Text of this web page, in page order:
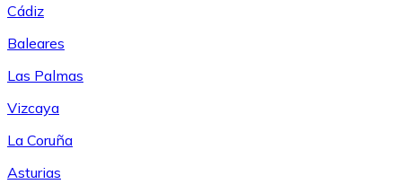
Cádiz
Baleares
Las Palmas
Vizcaya
La Coruña
Asturias